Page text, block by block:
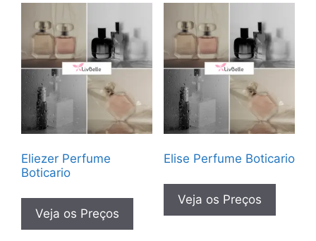
Eliezer Perfume
Boticario
Veja os Preços
Elise Perfume Boticario
Veja os Preços